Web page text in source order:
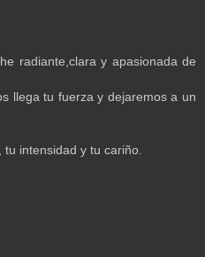
radiante,clara y apasionada de
llega tu fuerza y dejaremos a un
intensidad y tu cariño.